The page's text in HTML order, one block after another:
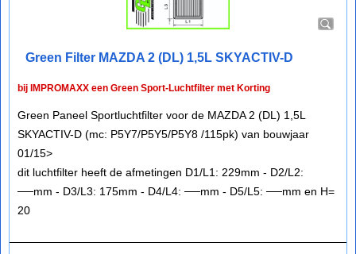
Green Filter MAZDA 2 (DL) 1,5L SKYACTIV-D
bij IMPROMAXX een Green Sport-Luchtfilter met Korting
Green Paneel Sportluchtfilter voor de MAZDA 2 (DL) 1,5L
SKYACTIV-D (mc: P5Y7/P5Y5/P5Y8 /115pk) van bouwjaar
01/15>
dit luchtfilter heeft de afmetingen D1/L1: 229mm - D2/L2:
──mm - D3/L3: 175mm - D4/L4: ──mm - D5/L5: ──mm en H=
20